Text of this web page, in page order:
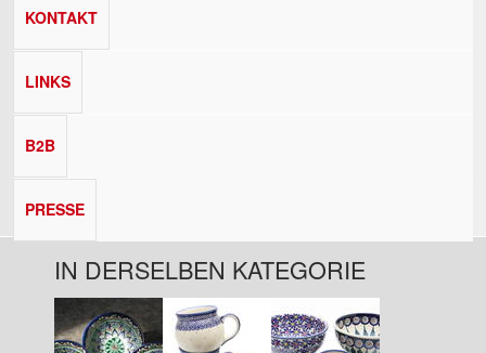
KONTAKT
LINKS
B2B
PRESSE
IN DERSELBEN KATEGORIE